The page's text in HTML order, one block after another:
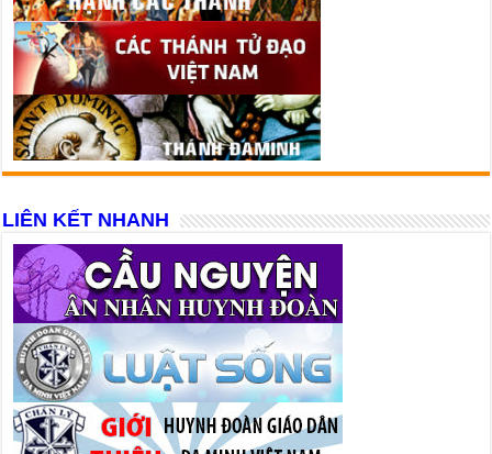
LIÊN KẾT NHANH